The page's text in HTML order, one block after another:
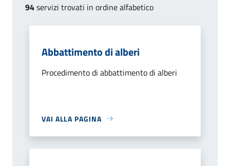
94servizi trovati in ordine alfabetico
Abbattimento di alberi
Procedimento di abbattimento di alberi
VAI ALLA PAGINA